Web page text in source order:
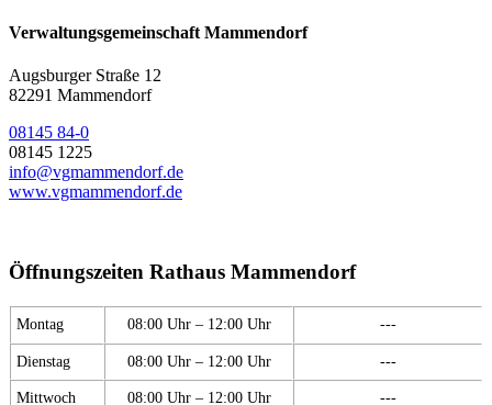
Verwaltungsgemeinschaft Mammendorf
Augsburger Straße 12
82291 Mammendorf
08145 84-0
08145 1225
info@vgmammendorf.de
www.vgmammendorf.de
Öffnungszeiten Rathaus Mammendorf
Montag 08:00 Uhr – 12:00 Uhr ---
Dienstag 08:00 Uhr – 12:00 Uhr ---
Mittwoch 08:00 Uhr – 12:00 Uhr ---